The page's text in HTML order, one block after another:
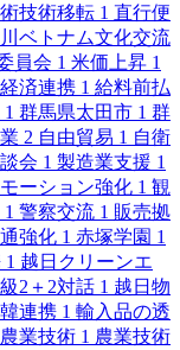
技術移転 1 直行便
ベトナム文化交流
員会 1 米価上昇 1
経済連携 1 給料前払
1 群馬県太田市 1 群
2 自由貿易 1 自衛
会 1 製造業支援 1
ーション強化 1 観
1 警察交流 1 販売拠
強化 1 赤塚学園 1
1 越日クリーンエ
2＋2対話 1 越日物
連携 1 輸入品の透
農業技術 1 農業技術